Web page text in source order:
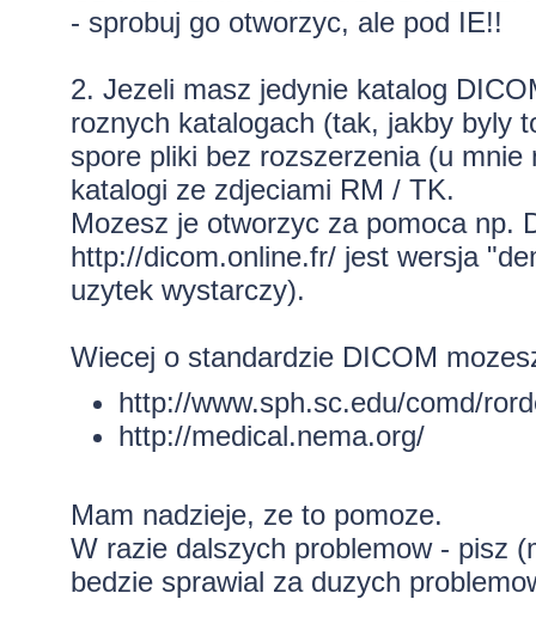
- sprobuj go otworzyc, ale pod IE!!
2. Jezeli masz jedynie katalog
roznych katalogach (tak, jakby byly
spore pliki bez rozszerzenia (u
katalogi ze zdjeciami RM / TK.
Mozesz je otworzyc za pomoca np.
http://dicom.online.fr/jest wersja
uzytek wystarczy).
Wiecej o standardzie DICOM
http://www.sph.sc.edu/comd/
http://medical.nema.org/
Mam nadzieje, ze to pomoze.
W razie dalszych problemow - pisz
bedzie sprawial za duzych